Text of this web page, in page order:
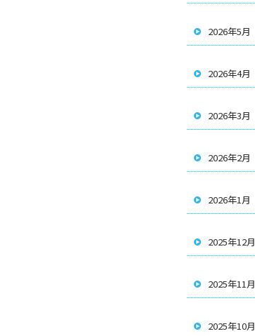
2026年5月
2026年4月
2026年3月
2026年2月
2026年1月
2025年12月
2025年11月
2025年10月